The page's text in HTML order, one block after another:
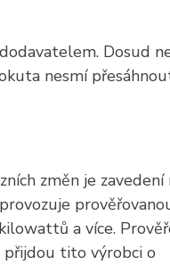
Dosud
nesmí
změn je zavedení
a více.
tito výrobci o